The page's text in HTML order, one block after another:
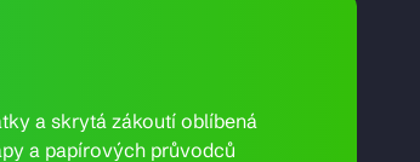
a skrytá zákoutí oblíbená
a papírových průvodců